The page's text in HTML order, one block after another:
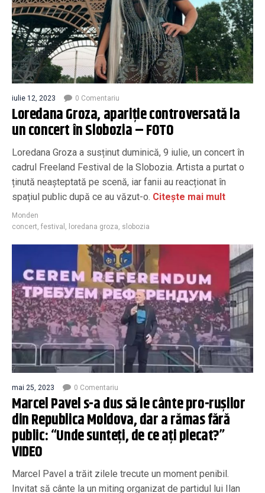
iulie 12, 2023 0 Comentariu
Loredana Groza, apariție controversată la
un concert în Slobozia – FOTO
Loredana Groza a susținut duminică, 9 iulie, un concert în
cadrul Freeland Festival de la Slobozia. Artista a purtat o
ținută neașteptată pe scenă, iar fanii au reacționat în
spațiul public după ce au văzut-o. Citește mai mult
Monden
concert, festival , loredana groza, slobozia
mai 25, 2023 0 Comentariu
Marcel Pavel s-a dus să le cânte pro-rușilor
din Republica Moldova, dar a rămas fără
public: “Unde sunteți, de ce ați plecat?”
VIDEO
Marcel Pavel a trăit zilele trecute un moment penibil.
Invitat să cânte la un miting organizat de partidul lui Ilan